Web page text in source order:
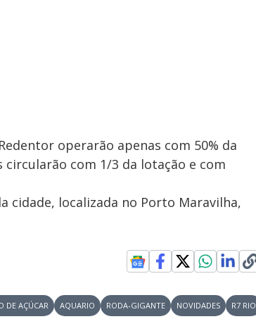
operarão apenas com 50% da
circularão com 1/3 da lotação e com
cidade, localizada no Porto Maravilha,
DE AÇÚCAR AQUARIO RODA-GIGANTE NOVIDADES
R7 RIO